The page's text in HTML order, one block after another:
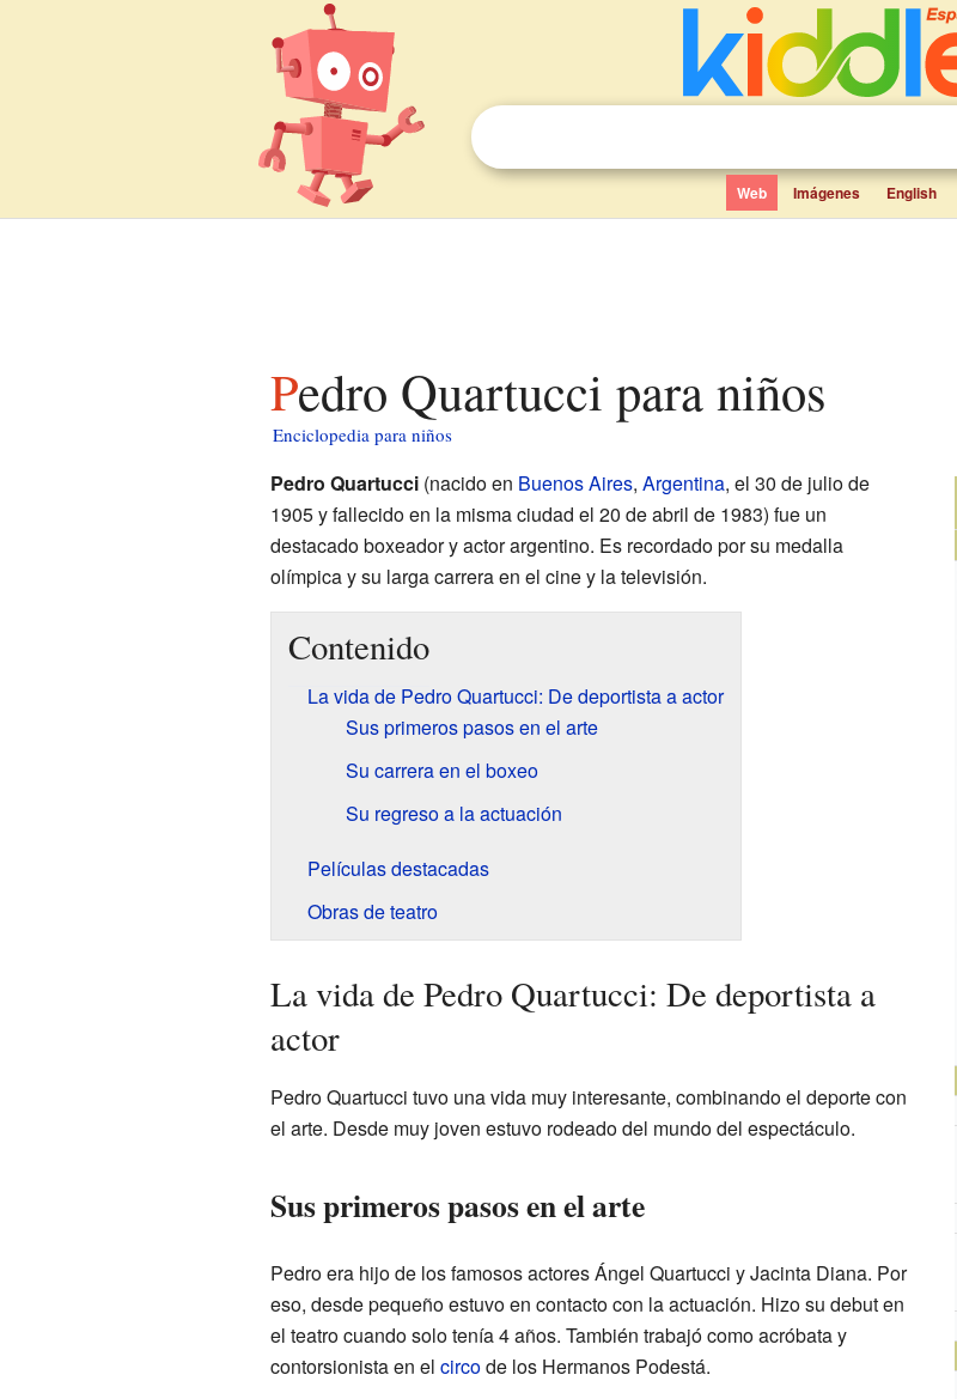
Web Imágenes English
Pedro Quartucci para niños
Enciclopedia para niños
Pedro Quartucci(nacido en Buenos Aires, Argentina, el 30 de julio de
1905 y fallecido en la misma ciudad el 20 de abril de 1983) fue un
destacado boxeador y actor argentino. Es recordado por su medalla
olímpica y su larga carrera en el cine y la televisión.
Contenido
La vida de Pedro Quartucci: De deportista a actor
Sus primeros pasos en el arte
Su carrera en el boxeo
Su regreso a la actuación
Películas destacadas
Obras de teatro
La vida de Pedro Quartucci: De deportista a
actor
Pedro Quartucci tuvo una vida muy interesante, combinando el deporte con
el arte. Desde muy joven estuvo rodeado del mundo del espectáculo.
Sus primeros pasos en el arte
Pedro era hijo de los famosos actores Ángel Quartucci y Jacinta Diana. Por
eso, desde pequeño estuvo en contacto con la actuación. Hizo su debut en
el teatro cuando solo tenía 4 años. También trabajó como acróbata y
contorsionista en el circode los Hermanos Podestá.